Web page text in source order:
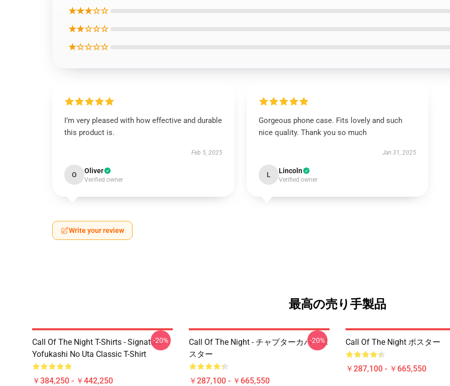
★★★☆☆
★★☆☆☆
★☆☆☆☆
I’m very pleased with how effective and durable
this product is.
Feb 5, 2025
O Oliver
Verified owner
Gorgeous phone case. Fits lovely and such
nice quality. Thank you so much
Jan 31, 2025
L Lincoln
Verified owner
Write your review
最高の売り手製品
Call Of The Night T-Shirts - Signature
Yofukashi No Uta Classic T-Shirt
￥384,250 - ￥442,250
-20%
Call Of The Night - チャプターカバーポ
スター
￥287,100 - ￥665,550
-20% Call Of The Night ポスター
￥287,100 - ￥665,550